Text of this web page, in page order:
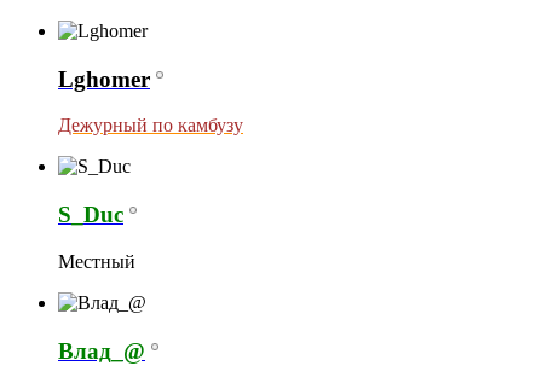
Lghomer
Дежурный по камбузу
S_Duc
Местный
Влад_@